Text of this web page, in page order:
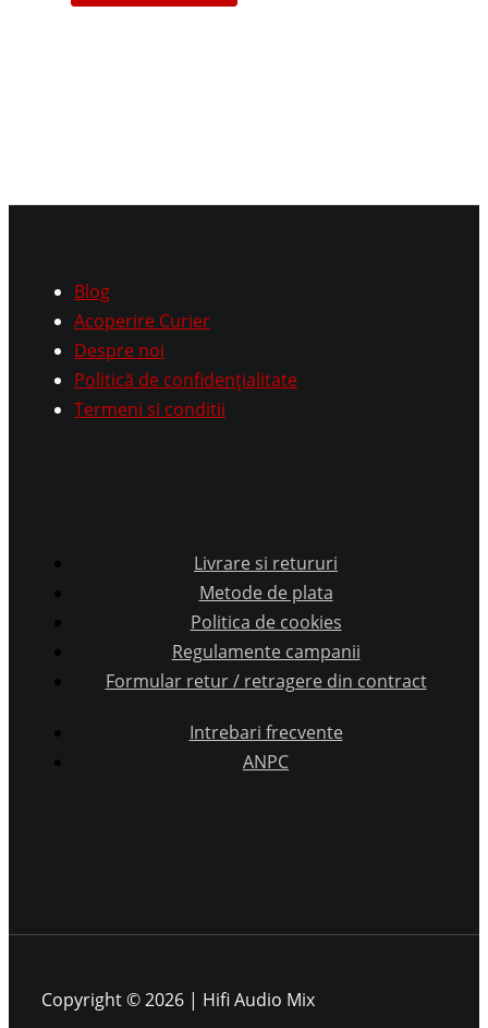
Blog
Acoperire Curier
Despre noi
Politică de confidențialitate
Termeni si conditii
Livrare si retururi
Metode de plata
Politica de cookies
Regulamente campanii
Formular retur / retragere din contract
Intrebari frecvente
ANPC
Copyright © 2026 | Hifi Audio Mix